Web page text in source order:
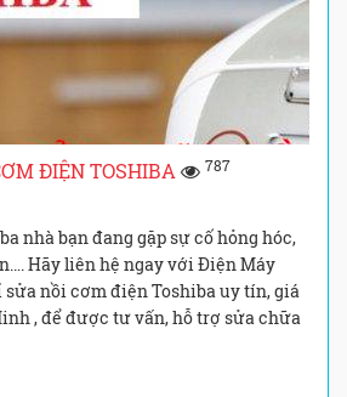
ĐIỆN TOSHIBA 787
nhà bạn đang gặp sự cố hỏng hóc,
Hãy liên hệ ngay với Điện Máy
nồi cơm điện Toshiba uy tín, giá
, để được tư vấn, hỗ trợ sửa chữa